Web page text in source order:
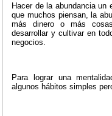
Hacer de la abundancia
que muchos piensan, la
más dinero o más
desarrollar y cultivar en
negocios.
Para lograr una
algunos hábitos simples